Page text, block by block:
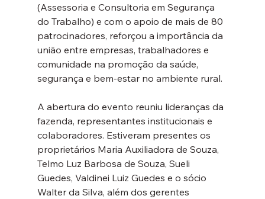
(Assessoria e Consultoria em Segurança
do Trabalho) e com o apoio de mais de 80
patrocinadores, reforçou a importância da
união entre empresas, trabalhadores e
comunidade na promoção da saúde,
segurança e bem-estar no ambiente rural.
A abertura do evento reuniu lideranças da
fazenda, representantes institucionais e
colaboradores. Estiveram presentes os
proprietários Maria Auxiliadora de Souza,
Telmo Luz Barbosa de Souza, Sueli
Guedes, Valdinei Luiz Guedes e o sócio
Walter da Silva, além dos gerentes